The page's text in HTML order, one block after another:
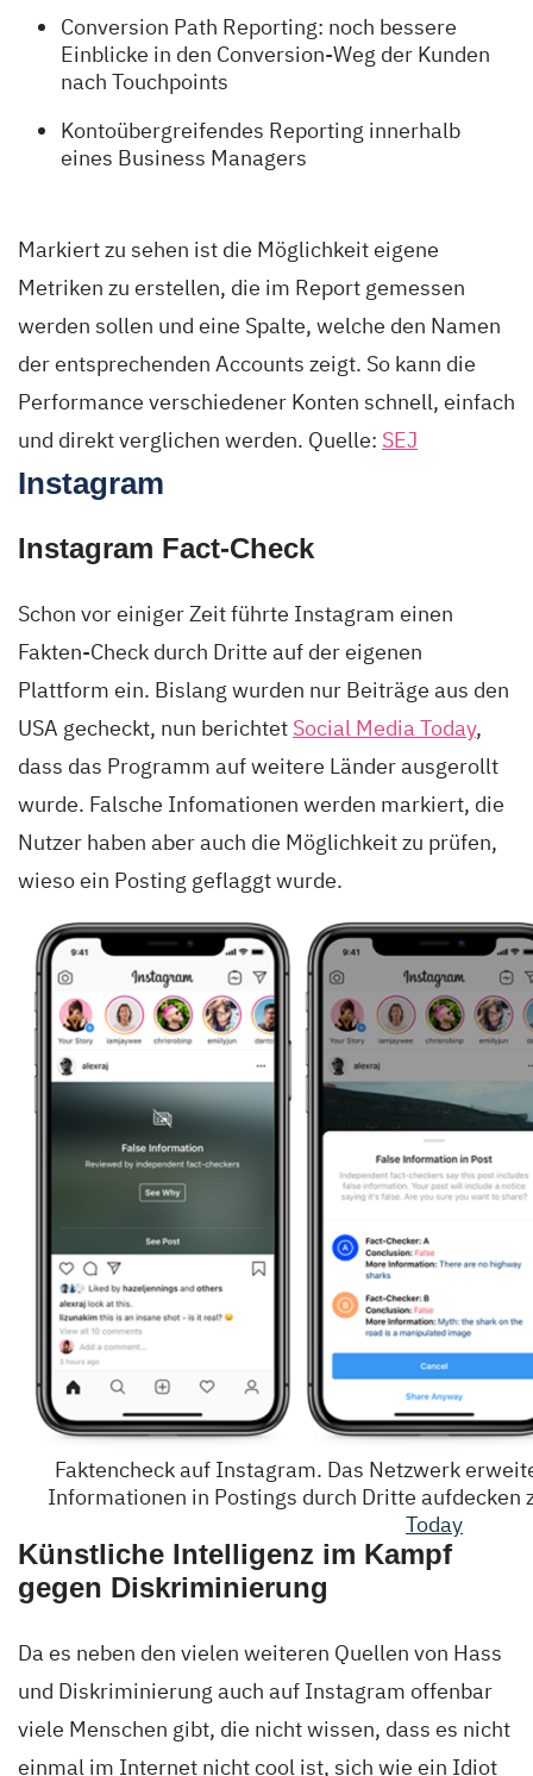
Conversion Path Reporting: noch bessere
Einblicke in den Conversion-Weg der Kunden
nach Touchpoints
Kontoübergreifendes Reporting innerhalb
eines Business Managers
Markiert zu sehen ist die Möglichkeit eigene
Metriken zu erstellen, die im Report gemessen
werden sollen und eine Spalte, welche den Namen
der entsprechenden Accounts zeigt. So kann die
Performance verschiedener Konten schnell, einfach
und direkt verglichen werden. Quelle: SEJ
Instagram
Instagram Fact-Check
Schon vor einiger Zeit führte Instagram einen
Fakten-Check durch Dritte auf der eigenen
Plattform ein. Bislang wurden nur Beiträge aus den
USA gecheckt, nun berichtet Social Media Today,
dass das Programm auf weitere Länder ausgerollt
wurde. Falsche Infomationen werden markiert, die
Nutzer haben aber auch die Möglichkeit zu prüfen,
wieso ein Posting geflaggt wurde.
Faktencheck auf Instagram. Das Netzwerk
Informationen in Postings durch Dritte aufdecken
Today
Künstliche Intelligenz im Kampf
gegen Diskriminierung
Da es neben den vielen weiteren Quellen von Hass
und Diskriminierung auch auf Instagram offenbar
viele Menschen gibt, die nicht wissen, dass es nicht
einmal im Internet nicht cool ist, sich wie ein Idiot